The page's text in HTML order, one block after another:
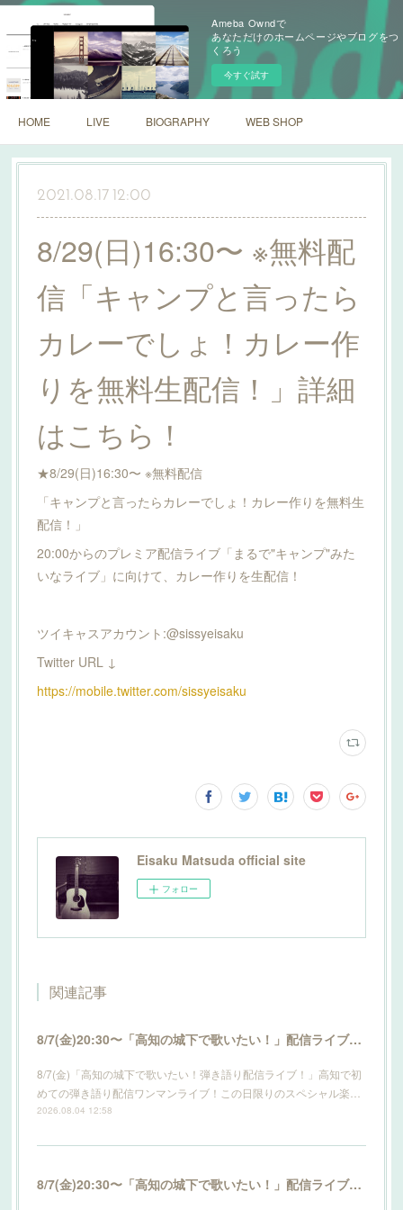
Ameba Owndで
あなただけのホームページやブログをつ
くろう
今すぐ試す
HOME LIVE BIOGRAPHY WEB SHOP
2021.08.17 12:00
8/29(日)16:30〜 ※無料配
信「キャンプと言ったら
カレーでしょ！カレー作
りを無料生配信！」詳細
はこちら！
★8/29(日)16:30〜 ※無料配信
「キャンプと言ったらカレーでしょ！カレー作りを無料生
配信！」
20:00からのプレミア配信ライブ「まるで"キャンプ"みた
いなライブ」に向けて、カレー作りを生配信！
ツイキャスアカウント:@sissyeisaku
Twitter URL ↓
https://mobile.twitter.com/sissyeisaku
Eisaku Matsuda official site
フォロー
関連記事
8/7(金)20:30〜「高知の城下で歌いたい！」配信ライブ開催！詳細はこちら！
8/7(金)「高知の城下で歌いたい！弾き語り配信ライブ！」高知で初
めての弾き語り配信ワンマンライブ！この日限りのスペシャル楽…
2026.08.04 12:58
8/7(金)20:30〜「高知の城下で歌いたい！」配信ライブ開催！詳細はこちら！